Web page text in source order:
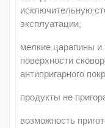
исключительную
эксплуатации;
мелкие царапины и
поверхности
антипригарного
продукты не
возможность